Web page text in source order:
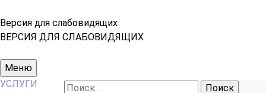
Версия для слабовидящих
ВЕРСИЯ ДЛЯ СЛАБОВИДЯЩИХ
Основное
меню
Меню
Найти:
УСЛУГИ